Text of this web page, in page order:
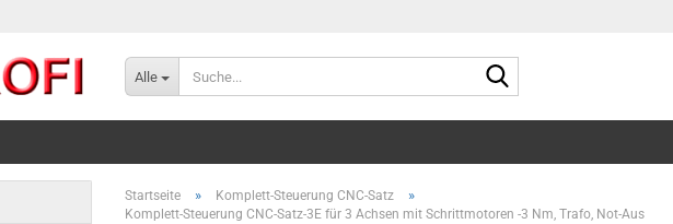
Alle
Startseite » Komplett-Steuerung CNC-Satz »
Komplett-Steuerung CNC-Satz-3E für 3 Achsen mit Schrittmotoren -3 Nm, Trafo, Not-Aus